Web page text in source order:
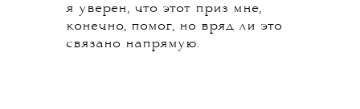
я уверен, что этот приз мне,
конечно, помог, но вряд ли это
связано напрямую.